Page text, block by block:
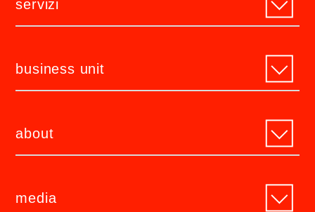
servizi
business unit
about
media